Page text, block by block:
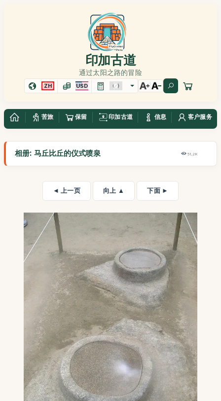
印加古道
通过太阳之路的冒险
ZH USD
苦旅 保留 印加古道 信息 客户服务
相册: 马丘比丘的仪式喷泉 51,2K
◄ 上一页 向上 ▲ 下面 ►